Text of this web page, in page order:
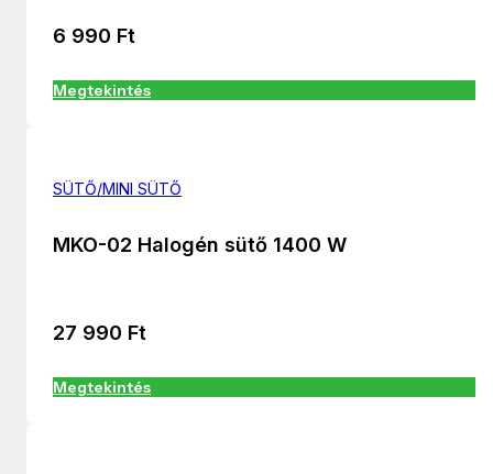
6 990 Ft
Megtekintés
SÜTŐ/MINI SÜTŐ
MKO-02 Halogén sütő 1400 W
27 990 Ft
Megtekintés